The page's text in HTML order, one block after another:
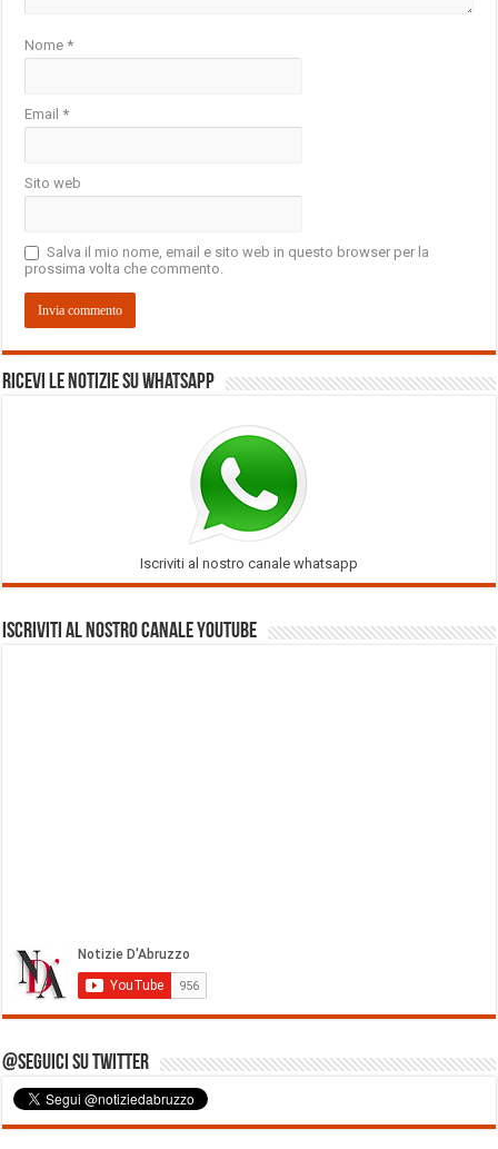
Nome*
Email*
Sito web
Salva il mio nome, email e sito web in questo browser per la
prossima volta che commento.
Ricevi le notizie su Whatsapp
Iscriviti al nostro canale whatsapp
Iscriviti al nostro Canale Youtube
@Seguici su Twitter